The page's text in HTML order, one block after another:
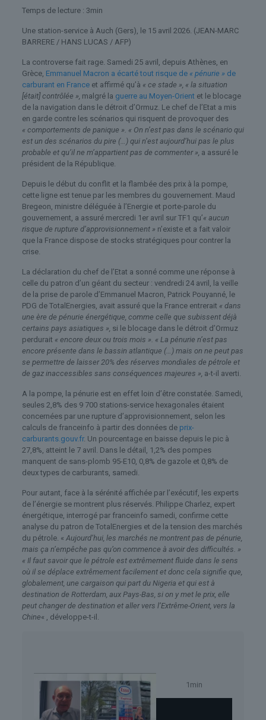
Temps de lecture : 3min
Une station-service à Auch (Gers), le 15 avril 2026. (JEAN-MARC
BARRERE / HANS LUCAS / AFP)
La controverse fait rage. Samedi 25 avril, depuis Athènes, en
Grèce, Emmanuel Macron a écarté tout risque de« pénurie » de
carburant en Franceet affirmé qu’à « ce stade », « la situation
[était] contrôlée », malgré la guerre au Moyen-Orientet le blocage
de la navigation dans le détroit d’Ormuz. Le chef de l’Etat a mis
en garde contre les scénarios qui risquent de provoquer des
« comportements de panique ». « On n’est pas dans le scénario qui
est un des scénarios du pire (…) qui n’est aujourd’hui pas le plus
probable et qu’il ne m’appartient pas de commenter », a assuré le
président de la République.
Depuis le début du conflit et la flambée des prix à la pompe,
cette ligne est tenue par les membres du gouvernement. Maud
Bregeon, ministre déléguée à l’Energie et porte-parole du
gouvernement, a assuré mercredi 1er avril sur TF1 qu’« aucun
risque de rupture d’approvisionnement » n’existe et a fait valoir
que la France dispose de stocks stratégiques pour contrer la
crise.
La déclaration du chef de l’Etat a sonné comme une réponse à
celle du patron d’un géant du secteur : vendredi 24 avril, la veille
de la prise de parole d’Emmanuel Macron, Patrick Pouyanné, le
PDG de TotalEnergies, avait assuré que la France entrerait « dans
une ère de pénurie énergétique, comme celle que subissent déjà
certains pays asiatiques », si le blocage dans le détroit d’Ormuz
perdurait « encore deux ou trois mois ». « La pénurie n’est pas
encore présente dans le bassin atlantique (…) mais on ne peut pas
se permettre de laisser 20% des réserves mondiales de pétrole et
de gaz inaccessibles sans conséquences majeures », a-t-il averti.
A la pompe, la pénurie est en effet loin d’être constatée. Samedi,
seules 2,8% des 9 700 stations-service hexagonales étaient
concernées par une rupture d’approvisionnement, selon les
calculs de franceinfo à partir des données de prix-
carburants.gouv.fr. Un pourcentage en baisse depuis le pic à
27,8%, atteint le 7 avril. Dans le détail, 1,2% des pompes
manquent de sans-plomb 95-E10, 0,8% de gazole et 0,8% de
deux types de carburants, samedi.
Pour autant, face à la sérénité affichée par l’exécutif, les experts
de l’énergie se montrent plus réservés. Philippe Charlez, expert
énergétique, interrogé par franceinfo samedi, confirme cette
analyse du patron de TotalEnergies et de la tension des marchés
du pétrole. « Aujourd’hui, les marchés ne montrent pas de pénurie,
mais ça n’empêche pas qu’on commence à avoir des difficultés. »
« Il faut savoir que le pétrole est extrêmement fluide dans le sens
où il se déplace extrêmement facilement et donc cela signifie que,
globalement, une cargaison qui part du Nigeria et qui est à
destination de Rotterdam, aux Pays-Bas, si on y met le prix, elle
peut changer de destination et aller vers l’Extrême-Orient, vers la
Chine« , développe-t-il.
1min